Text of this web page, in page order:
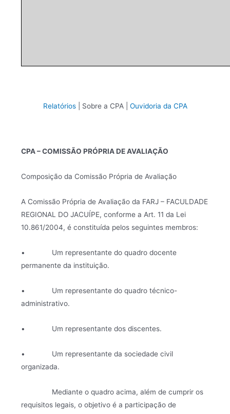
Relatórios| Sobre a CPA | Ouvidoria da CPA
CPA – COMISSÃO PRÓPRIA DE AVALIAÇÃO
Composição da Comissão Própria de Avaliação
A Comissão Própria de Avaliação da FARJ – FACULDADE
REGIONAL DO JACUÍPE, conforme a Art. 11 da Lei
10.861/2004, é constituída pelos seguintes membros:
• Um representante do quadro docente
permanente da instituição.
• Um representante do quadro técnico-
administrativo.
• Um representante dos discentes.
• Um representante da sociedade civil
organizada.
Mediante o quadro acima, além de cumprir os
requisitos legais, o objetivo é a participação de